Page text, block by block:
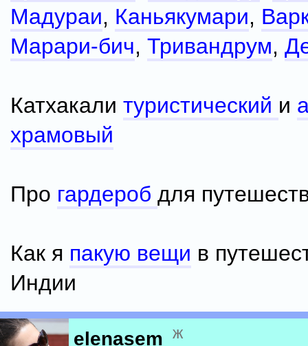
Мадураи, Каньякумари,
Марари-бич, Тривандрум,
Катхакали туристический и
храмовый
Про гардероб для
Как я пакую вещи в
Индии
elenasem ж